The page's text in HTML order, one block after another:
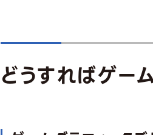
どうすればゲー